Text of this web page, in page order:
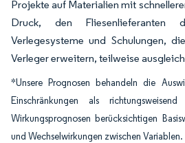
Projekte auf Materialien mit
Druck, den Fliesenlieferanten
Verlegesysteme und Schulungen,
Verleger erweitern, teilweise
*Unsere Prognosen behandeln die
Einschränkungen als
Wirkungsprognosen berücksichtigen
und Wechselwirkungen zwischen Variablen.